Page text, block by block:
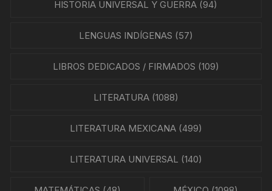
HISTORIA UNIVERSAL Y GUERRA (94)
LENGUAS INDÍGENAS (57)
LIBROS DEDICADOS / FIRMADOS (109)
LITERATURA(1088)
LITERATURA MEXICANA(499)
LITERATURA UNIVERSAL (140)